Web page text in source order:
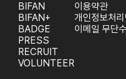
BIFAN
BIFAN+
BADGE
PRESS
RECRUIT
VOLUNTEER
이용약관
개인정보처리
이메일 무단